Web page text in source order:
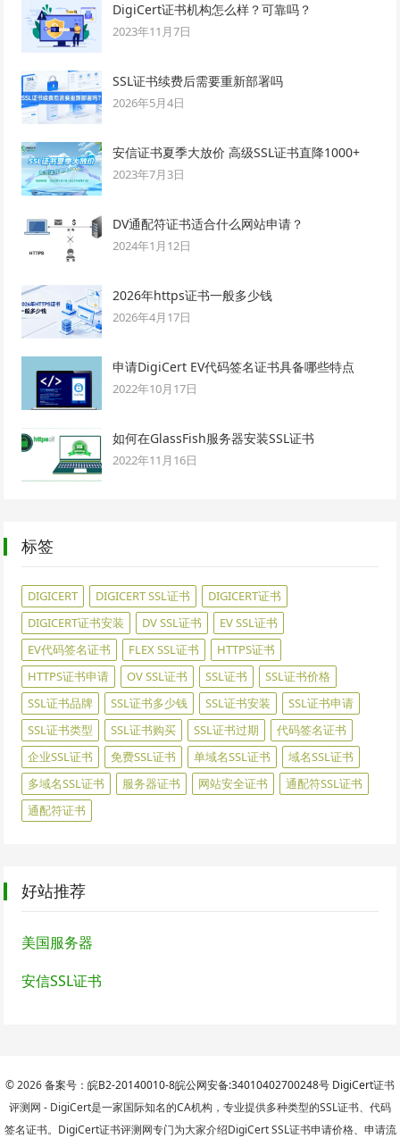
DigiCert证书机构怎么样？可靠吗？
2023年11月7日
SSL证书续费后需要重新部署吗
2026年5月4日
安信证书夏季大放价 高级SSL证书直降1000+
2023年7月3日
DV通配符证书适合什么网站申请？
2024年1月12日
2026年https证书一般多少钱
2026年4月17日
申请DigiCert EV代码签名证书具备哪些特点
2022年10月17日
如何在GlassFish服务器安装SSL证书
2022年11月16日
标签
DIGICERT DIGICERT SSL证书
DIGICERT证书
DIGICERT证书安装
DV SSL证书
EV SSL证书
EV代码签名证书
FLEX SSL证书
HTTPS证书
HTTPS证书申请
OV SSL证书 SSL证书
SSL证书价格
SSL证书品牌
SSL证书多少钱 SSL证书安装
SSL证书申请
SSL证书类型
SSL证书购买 SSL证书过期
代码签名证书
企业SSL证书
免费SSL证书 单域名SSL证书
域名SSL证书
多域名SSL证书
服务器证书 网站安全证书
通配符SSL证书
通配符证书
好站推荐
美国服务器
安信SSL证书
© 2026备案号：皖B2-20140010-8皖公网安备:34010402700248号 DigiCert证书
评测网 - DigiCert是一家国际知名的CA机构，专业提供多种类型的SSL证书、代码
签名证书。DigiCert证书评测网专门为大家介绍DigiCert SSL证书申请价格、申请流